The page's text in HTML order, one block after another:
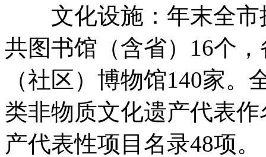
文化设施：年末全市
共图书馆（含省）16个
（社区）博物馆140家
类非物质文化遗产代表
产代表性项目名录48项。